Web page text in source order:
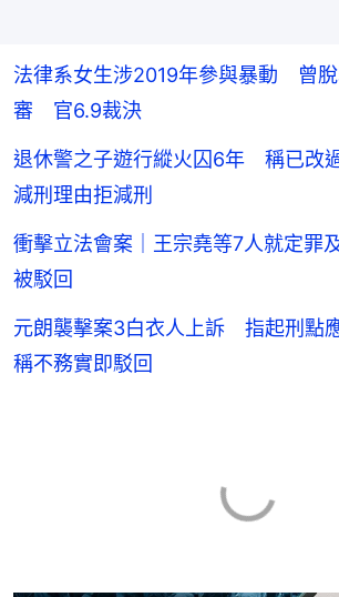
法律系女生涉2019年參與暴動 曾
審 官6.9裁決
退休警之子遊行縱火囚6年 稱已改
減刑理由拒減刑
衝擊立法會案｜王宗堯等7人就定
被駁回
元朗襲擊案3白衣人上訴 指起刑點
稱不務實即駁回